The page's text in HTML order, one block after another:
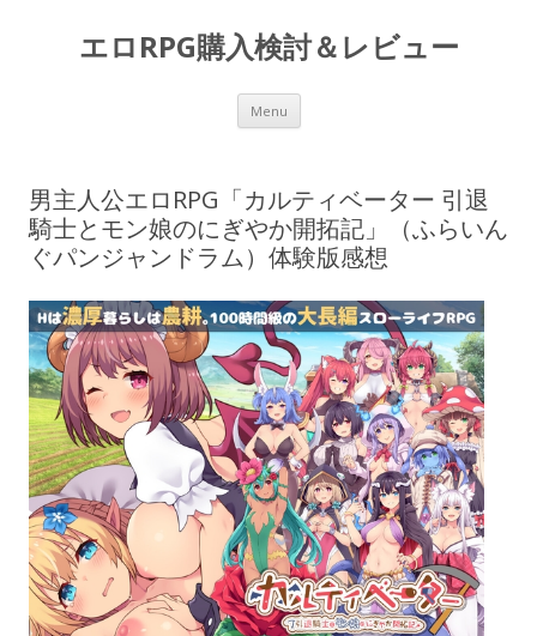
エロRPG購入検討＆レビュー
Menu Skip to content
男主人公エロRPG「カルティベーター 引退
騎士とモン娘のにぎやか開拓記」（ふらいん
ぐパンジャンドラム）体験版感想